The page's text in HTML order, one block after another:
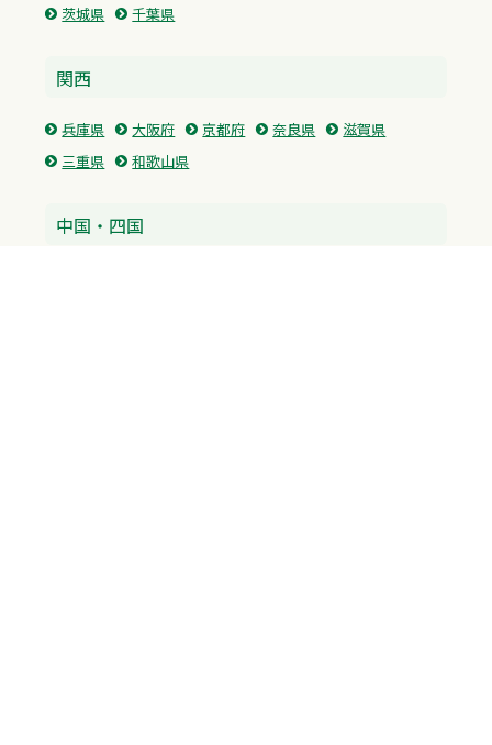
茨城県
千葉県
関西
兵庫県 大阪府 京都府 奈良県
滋賀県
三重県
和歌山県
中国・四国